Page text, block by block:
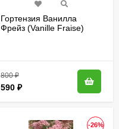
Гортензия Ванилла
Фрейз (Vanille Fraise)
800₽
590 ₽
-26%